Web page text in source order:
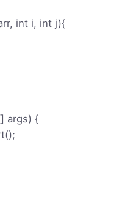
int i, int j){
args) {